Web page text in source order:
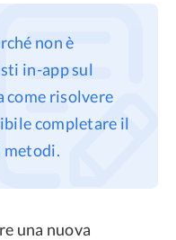
non è
in-app sul
come risolvere
completare il
metodi.
una nuova